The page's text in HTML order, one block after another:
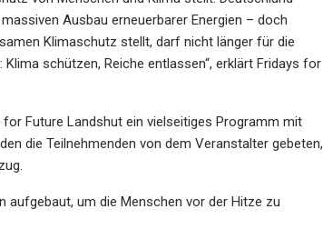
Ausbau erneuerbarer Energien – doch
Klimaschutz stellt, darf nicht länger für die
schützen, Reiche entlassen“, erklärt Fridays for
Future Landshut ein vielseitiges Programm mit
die Teilnehmenden von dem Veranstalter gebeten,
aufgebaut, um die Menschen vor der Hitze zu